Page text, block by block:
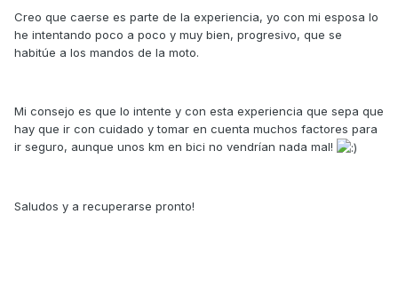
Creo que caerse es parte de la experiencia, yo con mi esposa lo
he intentando poco a poco y muy bien, progresivo, que se
habitúe a los mandos de la moto.
Mi consejo es que lo intente y con esta experiencia que sepa que
hay que ir con cuidado y tomar en cuenta muchos factores para
ir seguro, aunque unos km en bici no vendrían nada mal!
Saludos y a recuperarse pronto!